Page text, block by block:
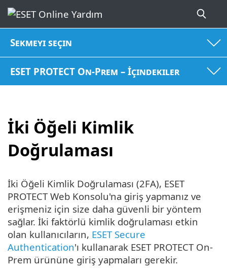
Sekmeyi seçin
ESET PROTECT On-Prem – İçindekiler
İki Öğeli Kimlik
Doğrulaması
İki Öğeli Kimlik Doğrulaması (2FA), ESET
PROTECT Web Konsolu'na giriş yapmanız ve
erişmeniz için size daha güvenli bir yöntem
sağlar. İki faktörlü kimlik doğrulaması etkin
olan kullanıcıların, ESET Secure
Authentication'ı kullanarak ESET PROTECT On-
Prem ürününe giriş yapmaları gerekir.